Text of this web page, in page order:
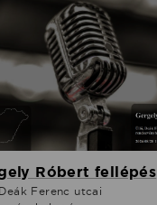
Róbert fellépés
Ferenc utcai